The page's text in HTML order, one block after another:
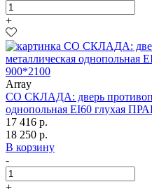
+
Array
СО СКЛАДА: дверь
однопольная EI60 глухая
17 416 р.
18 250 р.
В корзину
-